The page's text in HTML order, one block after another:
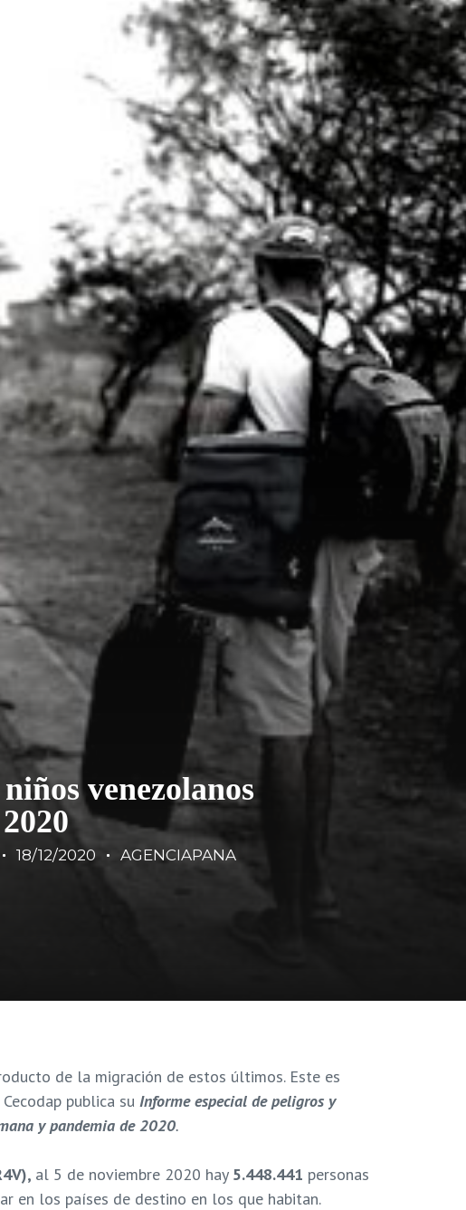
venezolanos
18/12/2020 AGENCIAPANA
de la migración de estos últimos. Este es
publica su Informe especial de peligros y
y pandemia de 2020.
al 5 de noviembre 2020 hay 5.448.441 personas
en los países de destino en los que habitan.